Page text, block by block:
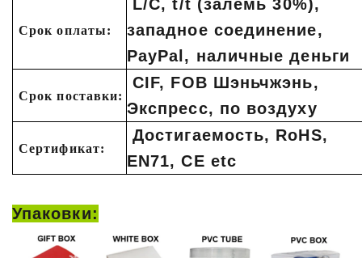
Срок оплаты:
L/C, t/t (залемь 30%),
западное соединение,
PayPal, наличные деньги
Срок поставки:
CIF, FOB Шэньчжэнь,
Экспресс, по воздуху
Сертификат:
Достигаемость, RoHS,
EN71, CE etc
Упаковки: